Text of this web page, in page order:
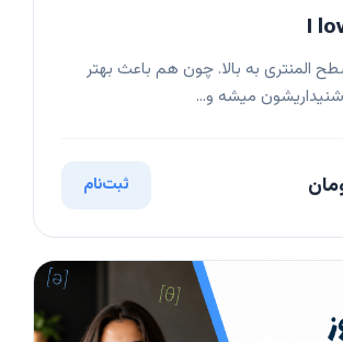
I
المنتری به بالا. چون هم باعث بهتر
میشه و...
ثبت‌نام